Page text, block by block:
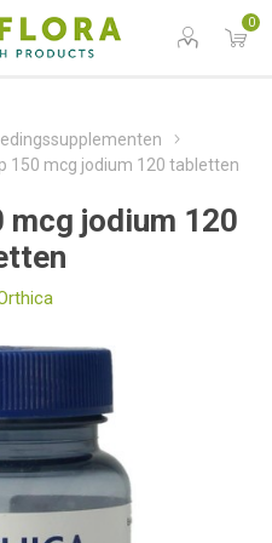
0
150 mcg jodium 120 tabletten
mcg jodium 120